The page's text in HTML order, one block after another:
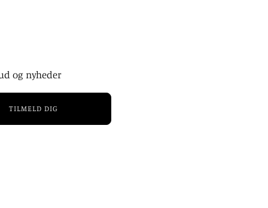
og nyheder
TILMELD DIG